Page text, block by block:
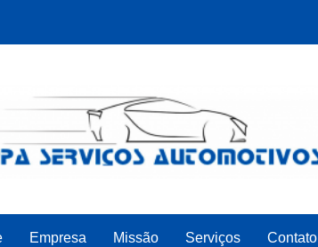
Empresa Missão Serviços Contato